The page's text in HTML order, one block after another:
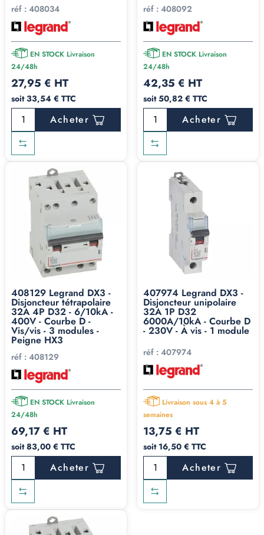
réf : 408034
EN STOCK Livraison
24/48h
27,95 € HT
soit 33,54 € TTC
Acheter
réf : 408092
EN STOCK Livraison
24/48h
42,35 € HT
soit 50,82 € TTC
Acheter
408129 Legrand DX3 -
Disjoncteur tétrapolaire
32A 4P D32 - 6/10kA -
400V - Courbe D -
Vis/vis - 3 modules -
Peigne HX3
réf : 408129
EN STOCK Livraison
24/48h
69,17 € HT
soit 83,00 € TTC
Acheter
407974 Legrand DX3 -
Disjoncteur unipolaire
32A 1P D32
6000A/10kA - Courbe D
- 230V - À vis - 1 module
réf : 407974
Livraison sous 4 à 5
semaines
13,75 € HT
soit 16,50 € TTC
Acheter